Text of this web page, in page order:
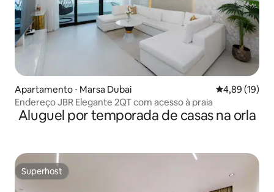
Apartamento ⋅ Marsa Dubai 4,89 de uma
4,89 (19)
Endereço JBR Elegante 2QT com acesso à praia
Aluguel por temporada de casas na orla
Superhost
Superhost